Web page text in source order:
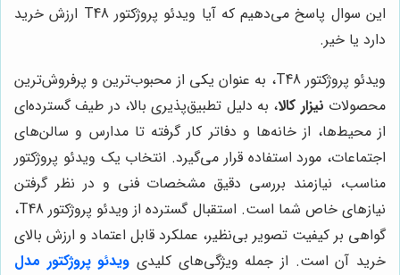
این سوال پاسخ می‌دهیم که آیا ویدئو پروژکتور T48 ارزش خرید
دارد یا خیر.
ویدئو پروژکتور T48، به عنوان یکی از محبوب‌ترین و پرفروش‌ترین
محصولات نیزار کالا، به دلیل تطبیق‌پذیری بالا، در طیف گسترده‌ای
از محیط‌ها، از خانه‌ها و دفاتر کار گرفته تا مدارس و سالن‌های
اجتماعات، مورد استفاده قرار می‌گیرد. انتخاب یک ویدئو پروژکتور
مناسب، نیازمند بررسی دقیق مشخصات فنی و در نظر گرفتن
نیازهای خاص شما است. استقبال گسترده از ویدئو پروژکتور T48،
گواهی بر کیفیت تصویر بی‌نظیر، عملکرد قابل اعتماد و ارزش بالای
خرید آن است. از جمله ویژگی‌های کلیدی ویدئو پروژکتور مدل